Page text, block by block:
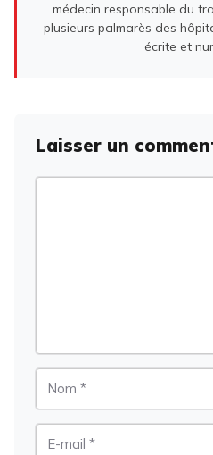
médecin responsable du
plusieurs palmarès des
écrite et
Laisser un